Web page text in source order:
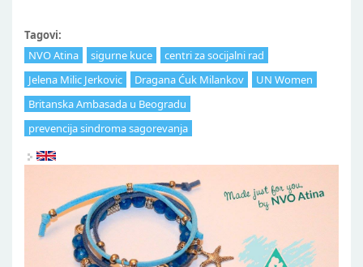
Tagovi:
NVO Atina
sigurne kuce
centri za socijalni rad
Jelena Milic Jerkovic
Dragana Ćuk Milankov
UN Women
Britanska Ambasada u Beogradu
prevencija sindroma sagorevanja